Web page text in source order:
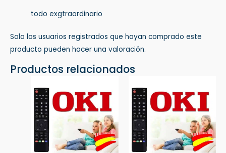
todo exgtraordinario
Solo los usuarios registrados que hayan comprado este
producto pueden hacer una valoración.
Productos relacionados